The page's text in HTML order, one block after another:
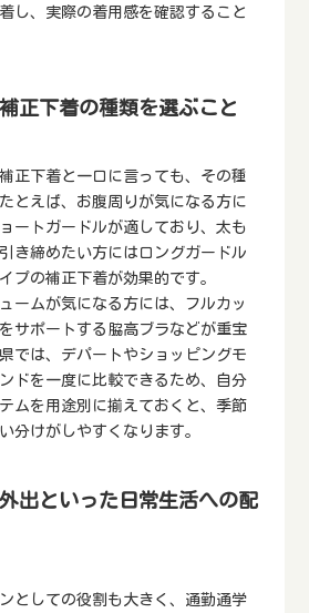
し、実際の着用感を確認すること
正下着の種類を選ぶこと
正下着と一口に言っても、その種
とえば、お腹周りが気になる方に
ートガードルが適しており、太も
き締めたい方にはロングガードル
プの補正下着が効果的です。
ームが気になる方には、フルカッ
サポートする脇高ブラなどが重宝
では、デパートやショッピングモ
ドを一度に比較できるため、自分
ムを用途別に揃えておくと、季節
分けがしやすくなります。
出といった日常生活への配
としての役割も大きく、通勤通学